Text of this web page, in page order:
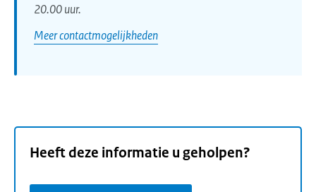
20.00 uur.
Meer contactmogelijkheden
Heeft deze informatie u geholpen?